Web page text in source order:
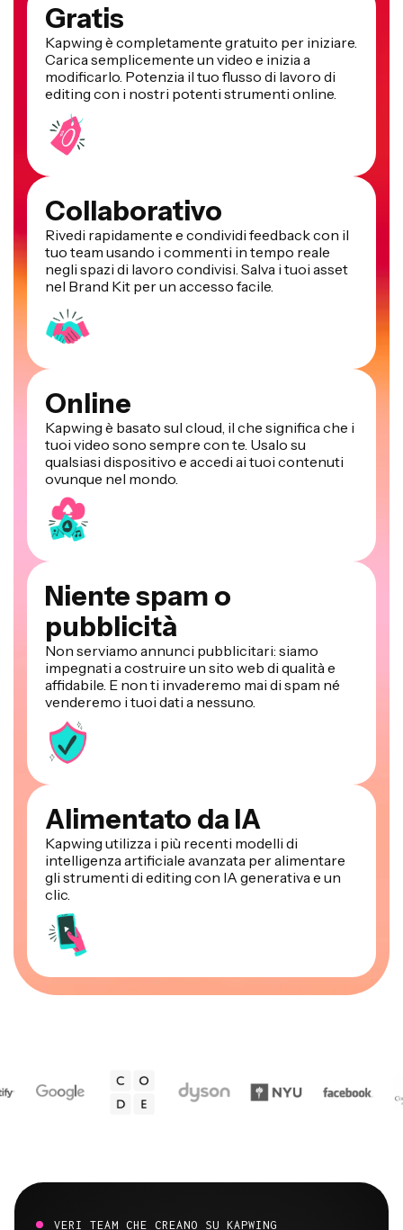
Gratis
Kapwing è completamente gratuito per iniziare.
Carica semplicemente un video e inizia a
modificarlo. Potenzia il tuo flusso di lavoro di
editing con i nostri potenti strumenti online.
Collaborativo
Rivedi rapidamente e condividi feedback con il
tuo team usando i commenti in tempo reale
negli spazi di lavoro condivisi. Salva i tuoi asset
nel Brand Kit per un accesso facile.
Online
Kapwing è basato sul cloud, il che significa che i
tuoi video sono sempre con te. Usalo su
qualsiasi dispositivo e accedi ai tuoi contenuti
ovunque nel mondo.
Niente spam o
pubblicità
Non serviamo annunci pubblicitari: siamo
impegnati a costruire un sito web di qualità e
affidabile. E non ti invaderemo mai di spam né
venderemo i tuoi dati a nessuno.
Alimentato da IA
Kapwing utilizza i più recenti modelli di
intelligenza artificiale avanzata per alimentare
gli strumenti di editing con IA generativa e un
clic.
VERI TEAM CHE CREANO SU KAPWING